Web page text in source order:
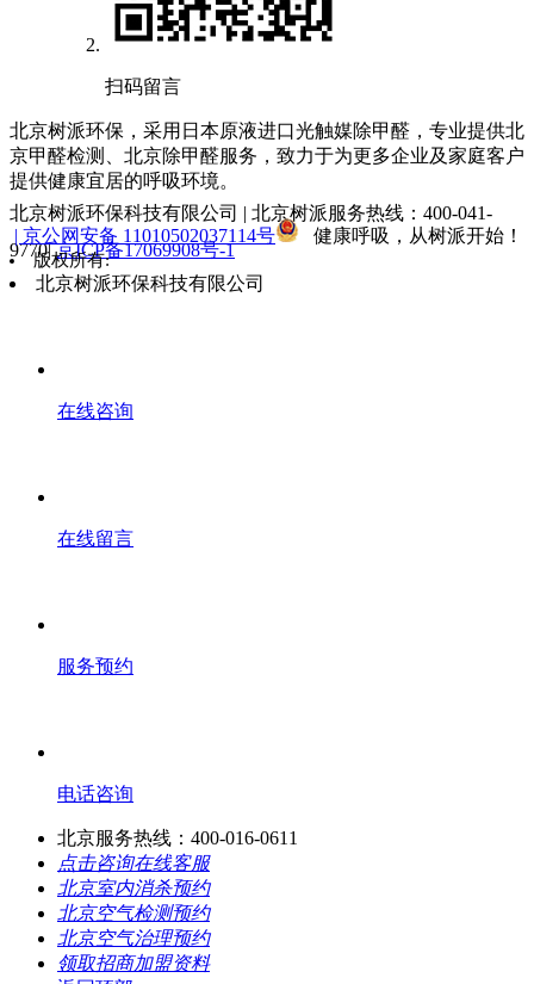
扫码留言
北京树派环保，采用日本原液进口光触媒除甲醛，专业提供北
京甲醛检测、北京除甲醛服务，致力于为更多企业及家庭客户
提供健康宜居的呼吸环境。
北京树派环保科技有限公司 | 北京树派服务热线：400-041-
9770|京ICP备17069908号-1
| 京公网安备 11010502037114号 健康呼吸，从树派开始！
版权所有:
北京树派环保科技有限公司
在线咨询
在线留言
服务预约
电话咨询
北京服务热线：400-016-0611
点击咨询在线客服
北京室内消杀预约
北京空气检测预约
北京空气治理预约
领取招商加盟资料